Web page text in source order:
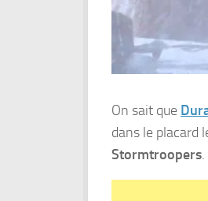
On sait que
dans le placard
Stormtroopers.